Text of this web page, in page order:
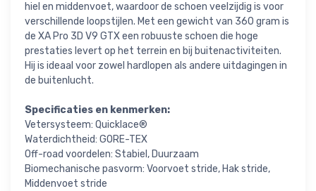
hiel en middenvoet, waardoor de schoen veelzijdig is voor
verschillende loopstijlen. Met een gewicht van 360 gram is
de XA Pro 3D V9 GTX een robuuste schoen die hoge
prestaties levert op het terrein en bij buitenactiviteiten.
Hij is ideaal voor zowel hardlopen als andere uitdagingen in
de buitenlucht.
Specificaties en kenmerken:
Vetersysteem: Quicklace®
Waterdichtheid: GORE-TEX
Off-road voordelen: Stabiel, Duurzaam
Biomechanische pasvorm: Voorvoet stride, Hak stride,
Middenvoet stride